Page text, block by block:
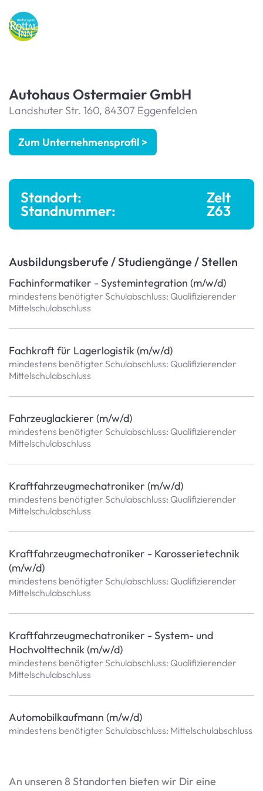
Autohaus Ostermaier GmbH
Landshuter Str. 160, 84307 Eggenfelden
Zum Unternehmensprofil >
Standort: Zelt
Standnummer: Z63
Ausbildungsberufe / Studiengänge / Stellen
Fachinformatiker - Systemintegration (m/w/d)
mindestens benötigter Schulabschluss: Qualifizierender
Mittelschulabschluss
Fachkraft für Lagerlogistik (m/w/d)
mindestens benötigter Schulabschluss: Qualifizierender
Mittelschulabschluss
Fahrzeuglackierer (m/w/d)
mindestens benötigter Schulabschluss: Qualifizierender
Mittelschulabschluss
Kraftfahrzeugmechatroniker (m/w/d)
mindestens benötigter Schulabschluss: Qualifizierender
Mittelschulabschluss
Kraftfahrzeugmechatroniker - Karosserietechnik
(m/w/d)
mindestens benötigter Schulabschluss: Qualifizierender
Mittelschulabschluss
Kraftfahrzeugmechatroniker - System- und
Hochvolttechnik (m/w/d)
mindestens benötigter Schulabschluss: Qualifizierender
Mittelschulabschluss
Automobilkaufmann (m/w/d)
mindestens benötigter Schulabschluss: Mittelschulabschluss
An unseren 8 Standorten bieten wir Dir eine